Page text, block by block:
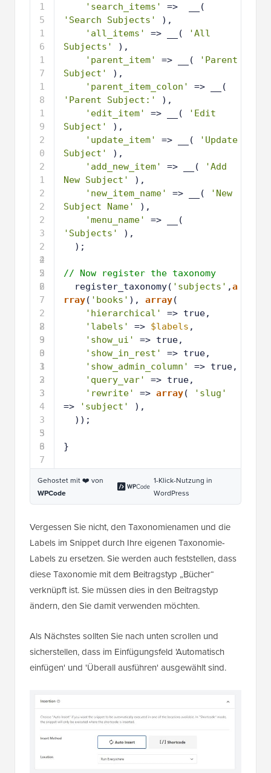
1
5
1
6
1
7
1
8
1
9
2
0
2
1
2
2
2
3
2
4
2
5
2
6
2
7
2
8
2
9
3
0
3
1
3
2
3
3
3
4
3
5
3
6
3
7
'search_items'
'Search Subjects'
),
'all_items'
=> __(
'All
Subjects'
),
'parent_item'
=> __(
'Parent
Subject'
),
'parent_item_colon'
'Parent Subject:'
),
'edit_item'
=> __(
'Edit
Subject'
),
'update_item'
=> __(
'Update
Subject'
),
'add_new_item'
=> __(
'Add
New Subject'
),
'new_item_name'
=> __(
'New
Subject Name'
),
'menu_name'
'Subjects'
),
);
// Now register the taxonomy
register_taxonomy( 'subjects' ,a
rray( 'books' ), array(
'hierarchical'
=> true,
'labels'
=> $labels ,
'show_ui'
=> true,
'show_in_rest'
=> true,
'show_admin_column'
=> true,
'query_var'
=> true,
'rewrite'
=> array(
'slug'
=>
'subject'
),
));
}
Gehostet mit ❤️ von
WPCode
1-Klick-Nutzung in
WordPress
Vergessen Sie nicht, den Taxonomienamen und die
Labels im Snippet durch Ihre eigenen Taxonomie-
Labels zu ersetzen. Sie werden auch feststellen, dass
diese Taxonomie mit dem Beitragstyp „Bücher“
verknüpft ist. Sie müssen dies in den Beitragstyp
ändern, den Sie damit verwenden möchten.
Als Nächstes sollten Sie nach unten scrollen und
sicherstellen, dass im Einfügungsfeld 'Automatisch
einfügen' und 'Überall ausführen' ausgewählt sind.